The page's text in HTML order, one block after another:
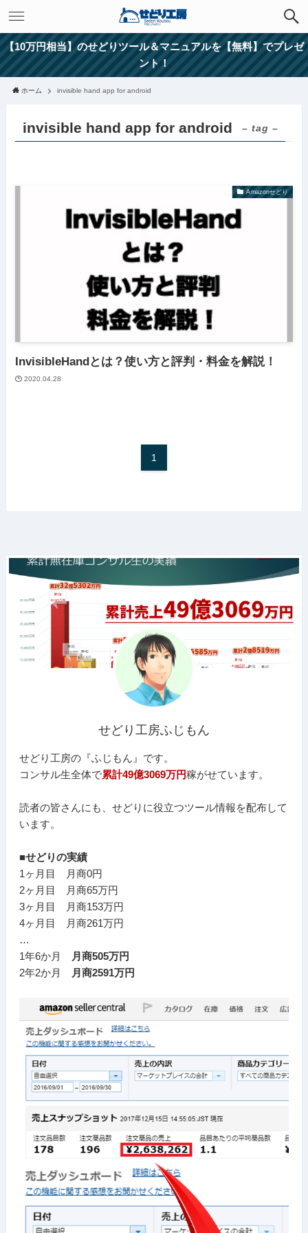
【10万円相当】のせどりツール＆マニュアルを【無料】でプレゼ
ント！
ホーム invisible hand app for android
invisible hand app for android – tag –
Amazonせどり
InvisibleHandとは？使い方と評判・料金を解説！
2020.04.28
1
せどり工房ふじもん
せどり工房の『ふじもん』です。
コンサル生全体で累計49億3069万円稼がせています。
読者の皆さんにも、せどりに役立つツール情報を配布して
います。
■せどりの実績
1ヶ月目 月商0円
2ヶ月目 月商65万円
3ヶ月目 月商153万円
4ヶ月目 月商261万円
…
1年6か月
月商505万円
2年2か月
月商2591万円